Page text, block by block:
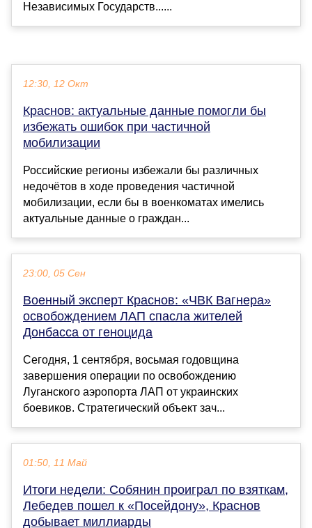
Независимых Государств......
12:30, 12 Окт
Краснов: актуальные данные помогли бы
избежать ошибок при частичной
мобилизации
Российские регионы избежали бы различных
недочётов в ходе проведения частичной
мобилизации, если бы в военкоматах имелись
актуальные данные о граждан...
23:00, 05 Сен
Военный эксперт Краснов: «ЧВК Вагнера»
освобождением ЛАП спасла жителей
Донбасса от геноцида
Сегодня, 1 сентября, восьмая годовщина
завершения операции по освобождению
Луганского аэропорта ЛАП от украинских
боевиков. Стратегический объект зач...
01:50, 11 Май
Итоги недели: Собянин проиграл по взяткам,
Лебедев пошел к «Посейдону», Краснов
добывает миллиарды